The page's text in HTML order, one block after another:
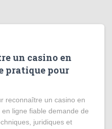
un casino en
pratique pour
reconnaître un casino en
ligne fiable demande de
juridiques et